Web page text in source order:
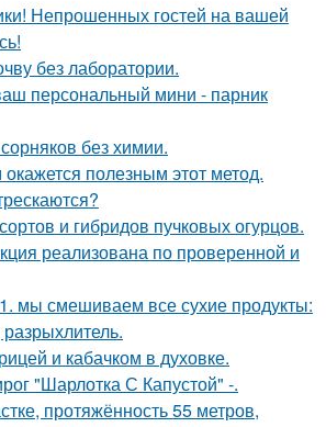
Непрошенных гостей на вашей
без лаборатории.
персональный мини - парник
без химии.
полезным этот метод.
и гибридов пучковых огурцов.
реализована по проверенной и
мы смешиваем все сухие продукты:
и кабачком в духовке.
"Шарлотка С Капустой" -.
протяжённость 55 метров,